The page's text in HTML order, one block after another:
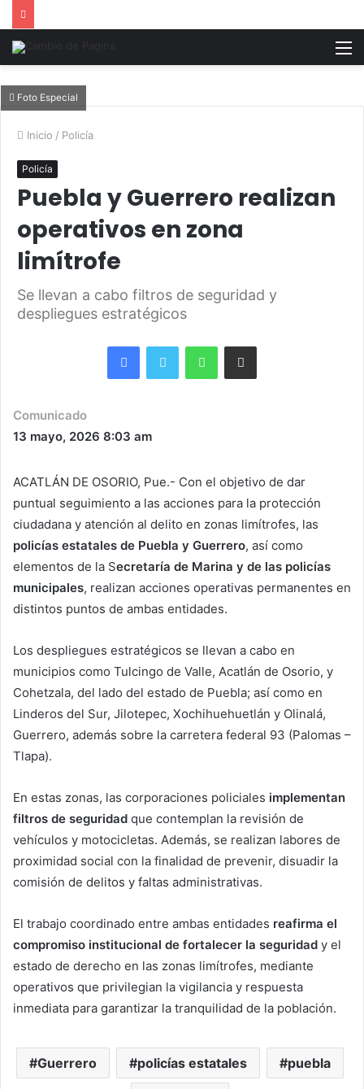
Foto Especial
Inicio / Policía
Policía
Puebla y Guerrero realizan
operativos en zona
limítrofe
Se llevan a cabo filtros de seguridad y
despliegues estratégicos
FacebookTwitter WhatsAppShare via Email
Comunicado
13 mayo, 2026 8:03 am
ACATLÁN DE OSORIO, Pue.- Con el objetivo de dar
puntual seguimiento a las acciones para la protección
ciudadana y atención al delito en zonas limítrofes, las
policías estatales de Puebla y Guerrero, así como
elementos de la Secretaría de Marina y de las policías
municipales, realizan acciones operativas permanentes en
distintos puntos de ambas entidades.
Los despliegues estratégicos se llevan a cabo en
municipios como Tulcingo de Valle, Acatlán de Osorio, y
Cohetzala, del lado del estado de Puebla; así como en
Linderos del Sur, Jilotepec, Xochihuehuetlán y Olinalá,
Guerrero, además sobre la carretera federal 93 (Palomas –
Tlapa).
En estas zonas, las corporaciones policiales implementan
filtros de seguridad que contemplan la revisión de
vehículos y motocicletas. Además, se realizan labores de
proximidad social con la finalidad de prevenir, disuadir la
comisión de delitos y faltas administrativas.
El trabajo coordinado entre ambas entidades reafirma el
compromiso institucional de fortalecer la seguridad y el
estado de derecho en las zonas limítrofes, mediante
operativos que privilegian la vigilancia y respuesta
inmediata para garantizar la tranquilidad de la población.
Guerrero policías estatales puebla